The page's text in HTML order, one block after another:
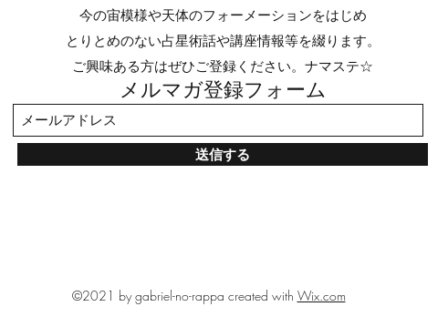
6/15双子座新月 知的好奇心
のブレイクスルー
今の宙模様や天体のフォーメーションをはじめ
とりとめのない占星術話や講座情報等を綴ります。
ご興味ある方はぜひご登録ください。ナマステ☆
メルマガ登録フォーム
送信する
©2021 by gabriel-no-rappa created with Wix.com